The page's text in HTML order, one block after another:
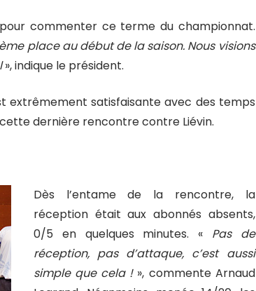
commenter ce terme du championnat.
place au début de la saison. Nous visions
», indique le président.
extrêmement satisfaisante avec des temps
dernière rencontre contre Liévin.
Dès l’entame de la rencontre, la
réception était aux abonnés absents,
0/5 en quelques minutes. « Pas de
réception, pas d’attaque, c’est aussi
simple que cela !», commente Arnaud